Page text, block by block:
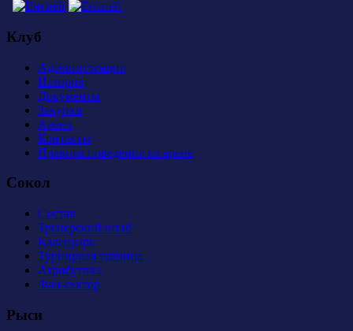
Клуб
Администрация
История
Документы
Закупки
Арена
Контакты
Правила поведения на арене
Сокол
Состав
Тренерский штаб
Календарь
Турнирная таблица
Атрибутика
Фан-сектор
Рыси